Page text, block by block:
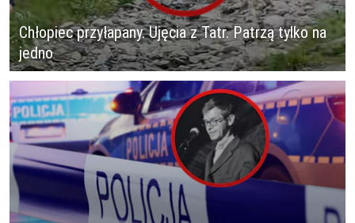
Chłopiec przyłapany. Ujęcia z Tatr. Patrzą tylko na
jedno